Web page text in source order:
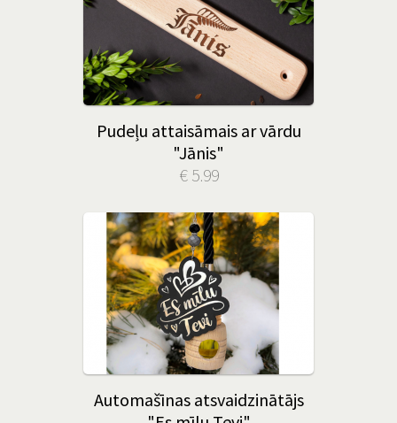
Pudeļu attaisāmais ar vārdu
"Jānis"
€ 5.99
Automašīnas atsvaidzinātājs